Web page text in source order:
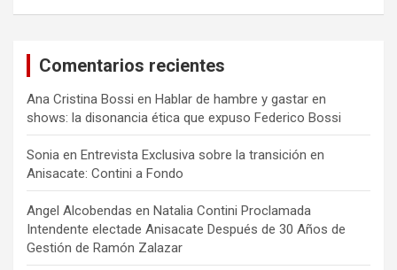
Comentarios recientes
Ana Cristina Bossi en Hablar de hambre y gastar en
shows: la disonancia ética que expuso Federico Bossi
Sonia en Entrevista Exclusiva sobre la transición en
Anisacate: Contini a Fondo
Angel Alcobendas en Natalia Contini Proclamada
Intendente electade Anisacate Después de 30 Años de
Gestión de Ramón Zalazar